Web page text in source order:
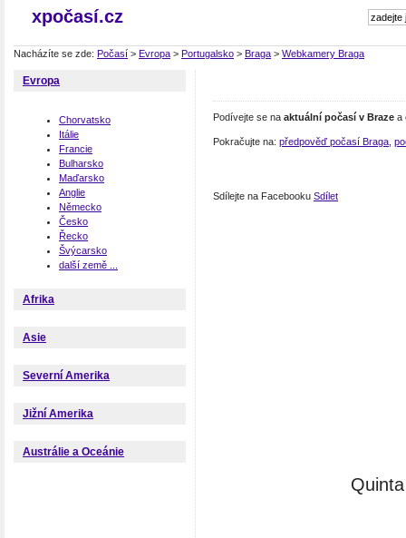
xpočasí.cz
Nacházíte se zde: Počasí > Evropa > Portugalsko > Braga > Webkamery Braga
Evropa
Chorvatsko
Itálie
Francie
Bulharsko
Maďarsko
Anglie
Německo
Česko
Řecko
Švýcarsko
další země ...
Afrika
Asie
Severní Amerika
Jižní Amerika
Austrálie a Oceánie
Podívejte se na aktuální počasí v Braze a
Pokračujte na: předpověď počasí Braga
Sdílejte na Facebooku Sdílet